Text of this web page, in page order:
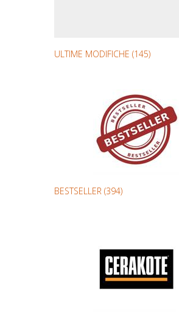
ULTIME MODIFICHE (145)
BESTSELLER (394)